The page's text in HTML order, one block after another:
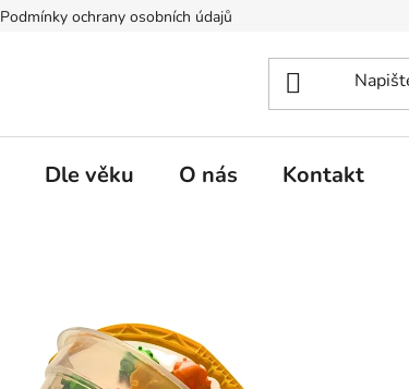
Podmínky ochrany osobních údajů
Dle věku O nás Kontakt